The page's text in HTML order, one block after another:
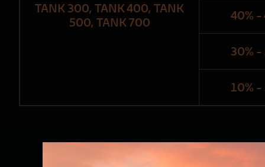
TANK 300, TANK 400, TANK
500, TANK 700
40% -
30% -
10% -